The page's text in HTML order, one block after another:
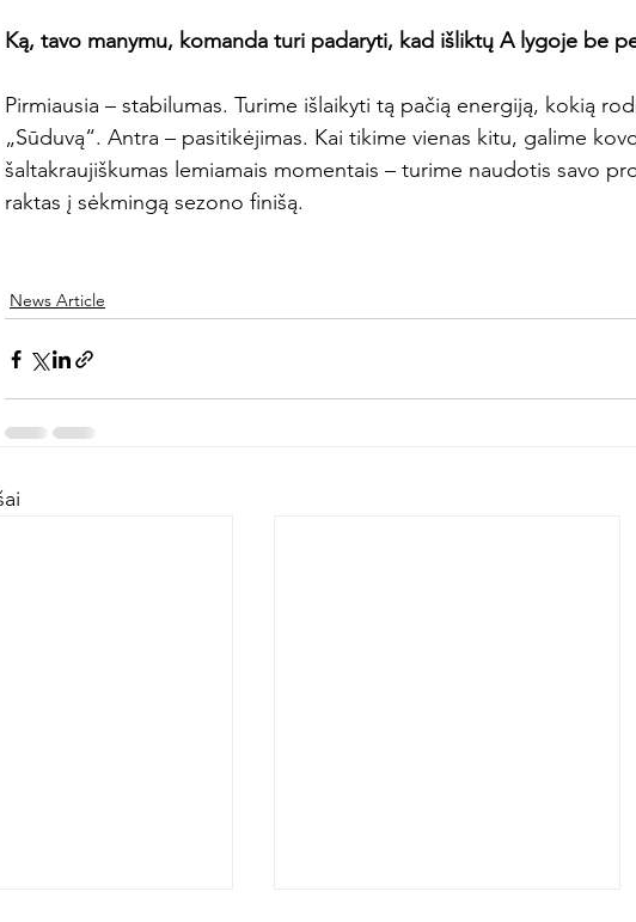
Ką, tavo manymu, komanda turi padaryti, kad išliktų A lygoje be
Pirmiausia – stabilumas. Turime išlaikyti tą pačią energiją, kokią
„Sūduvą“. Antra – pasitikėjimas. Kai tikime vienas kitu, galime
šaltakraujiškumas lemiamais momentais – turime naudotis savo
raktas į sėkmingą sezono finišą.
News Article